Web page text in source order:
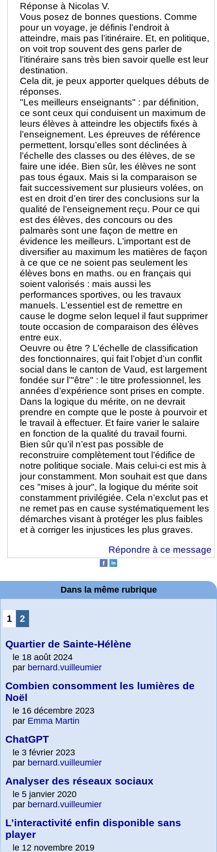
Réponse à Nicolas V.
Vous posez de bonnes questions. Comme
pour un voyage, je définis l’endroit à
atteindre, mais pas l’itinéraire. Et, en politique,
on voit trop souvent des gens parler de
l’itinéraire sans très bien savoir quelle est leur
destination.
Cela dit, je peux apporter quelques débuts de
réponses.
"Les meilleurs enseignants" : par définition,
ce sont ceux qui conduisent un maximum de
leurs élèves à atteindre les objectifs fixés à
l’enseignement. Les épreuves de référence
permettent, lorsqu’elles sont déclinées à
l’échelle des classes ou des élèves, de se
faire une idée. Bien sûr, les élèves ne sont
pas tous égaux. Mais si la comparaison se
fait successivement sur plusieurs volées, on
est en droit d’en tirer des conclusions sur la
qualité de l’enseignement reçu. Pour ce qui
est des élèves, des concours ou des
palmarès sont une façon de mettre en
évidence les meilleurs. L’important est de
diversifier au maximum les matières de façon
à ce que ce ne soient pas seulement les
élèves bons en maths. ou en français qui
soient valorisés : mais aussi les
performances sportives, ou les travaux
manuels. L’essentiel est de remettre en
cause le dogme selon lequel il faut supprimer
toute occasion de comparaison des élèves
entre eux.
Oeuvre ou être ? L’échelle de classification
des fonctionnaires, qui fait l’objet d’un conflit
social dans le canton de Vaud, est largement
fondée sur l’"être" : le titre professionnel, les
années d’expérience sont prises en compte.
Dans la logique du mérite, on ne devrait
prendre en compte que le poste à pourvoir et
le travail à effectuer. Et faire varier le salaire
en fonction de la qualité du travail fourni.
Bien sûr qu’il n’est pas possible de
reconstruire complètement tout l’édifice de
notre politique sociale. Mais celui-ci est mis à
jour constamment. Mon souhait est que dans
ces "mises à jour", la logique du mérite soit
constamment privilégiée. Cela n’exclut pas et
ne remet pas en cause systématiquement les
démarches visant à protéger les plus faibles
et à corriger les injustices les plus graves.
Répondre à ce message
Dans la même rubrique
1 2
Quartier de Sainte-Hélène
le 18 août 2024
par bernard.vuilleumier
Combien consomment les lumières de
Noël
le 16 décembre 2023
par Emma Martin
ChatGPT
le 3 février 2023
par bernard.vuilleumier
Analyser des réseaux sociaux
le 5 janvier 2020
par bernard.vuilleumier
L’interactivité enfin disponible sans
player
le 12 novembre 2019